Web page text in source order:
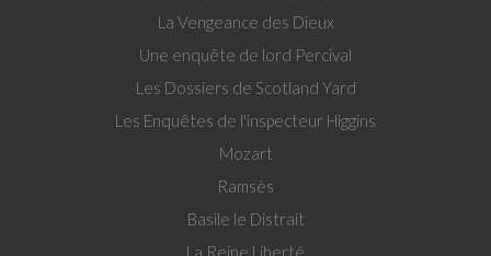
La Vengeance des Dieux
Une enquête de lord Percival
Les Dossiers de Scotland Yard
Les Enquêtes de l'inspecteur Higgins
Mozart
Ramsès
Basile le Distrait
La Reine Liberté